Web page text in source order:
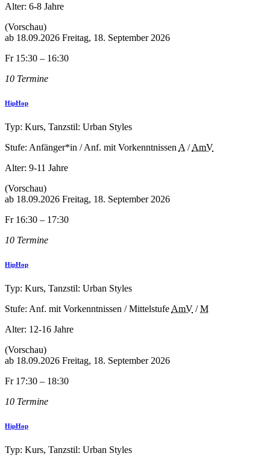
Alter: 6-8 Jahre
(Vorschau)
ab 18.09.2026 Freitag, 18. September 2026
Fr 15:30 – 16:30
10 Termine
HipHop
Typ: Kurs, Tanzstil: Urban Styles
Stufe: Anfänger*in / Anf. mit Vorkenntnissen A /AmV
Alter: 9-11 Jahre
(Vorschau)
ab 18.09.2026 Freitag, 18. September 2026
Fr 16:30 – 17:30
10 Termine
HipHop
Typ: Kurs, Tanzstil: Urban Styles
Stufe: Anf. mit Vorkenntnissen / Mittelstufe AmV /M
Alter: 12-16 Jahre
(Vorschau)
ab 18.09.2026 Freitag, 18. September 2026
Fr 17:30 – 18:30
10 Termine
HipHop
Typ: Kurs, Tanzstil: Urban Styles